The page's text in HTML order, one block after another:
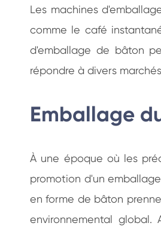
Les machines
comme le café
d'emballage de bâton
répondre à divers
Emballage
À une époque où les
promotion d'un
en forme de bâton
environnemental